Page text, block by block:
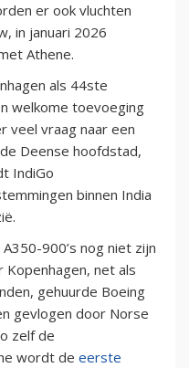
er ook vluchten
in januari 2026
Athene.
als 44ste
welkome toevoeging
veel vraag naar een
Deense hoofdstad,
IndiGo
binnen India
900’s nog niet zijn
Kopenhagen, net als
gehuurde Boeing
gevlogen door Norse
zelf de
wordt de eerste